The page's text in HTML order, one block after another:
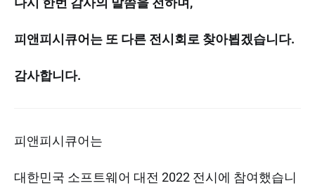
피앤피시큐어는 또 다른 전시회로 찾아뵙겠습니다.
감사합니다.
피앤피시큐어는
대한민국 소프트웨어 대전 2022 전시에 참여했습니